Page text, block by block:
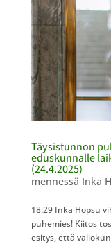
Täysistunnon
eduskunnalle
(24.4.2025)
mennessä Inka
18:29 Inka Hopsu
puhemies! Kiitos
esitys, että